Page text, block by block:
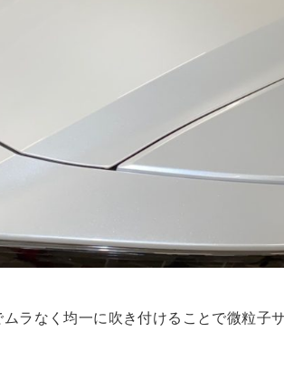
ラなく均一に吹き付けることで微粒子